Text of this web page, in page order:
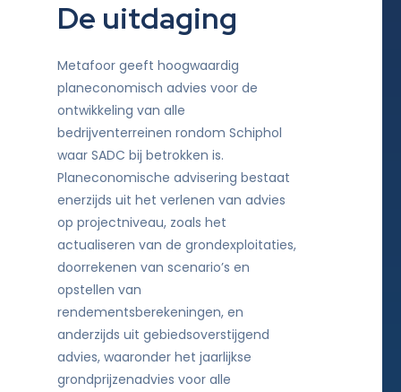
De uitdaging
Metafoor geeft hoogwaardig
planeconomisch advies voor de
ontwikkeling van alle
bedrijventerreinen rondom Schiphol
waar SADC bij betrokken is.
Planeconomische advisering bestaat
enerzijds uit het verlenen van advies
op projectniveau, zoals het
actualiseren van de grondexploitaties,
doorrekenen van scenario’s en
opstellen van
rendementsberekeningen, en
anderzijds uit gebiedsoverstijgend
advies, waaronder het jaarlijkse
grondprijzenadvies voor alle